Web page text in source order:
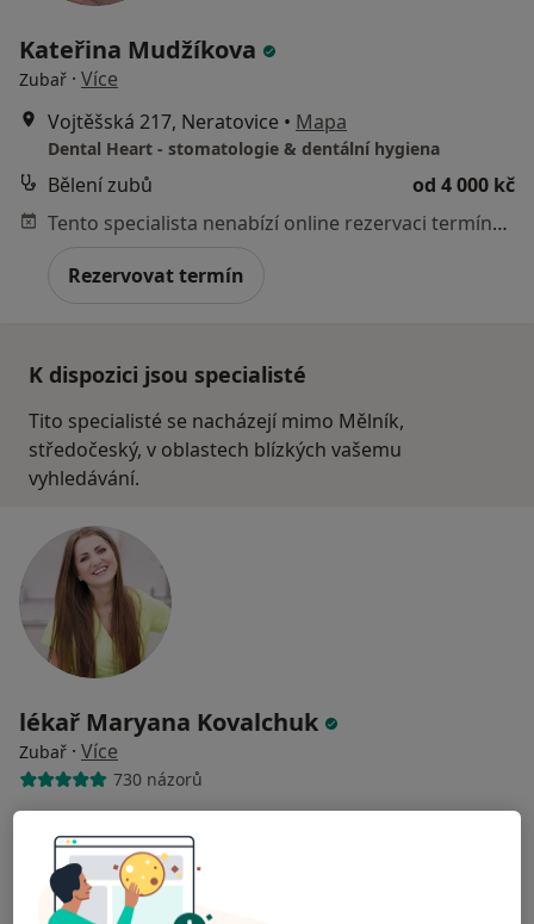
Kateřina Mudžíkova
Zubař · Více
Vojtěšská 217, Neratovice • Mapa
Dental Heart - stomatologie & dentální hygiena
Bělení zubů
od 4 000 kč
Tento specialista nenabízí online rezervaci termínu na této adrese.
Rezervovat termín
K dispozici jsou specialisté
Tito specialisté se nacházejí mimo Mělník,
středočeský, v oblastech blízkých vašemu
vyhledávání.
lékař Maryana Kovalchuk
Zubař · Více
730 názorů
HOLISTIC DENTAL AND PHYSIO CENTRE s.r.o.